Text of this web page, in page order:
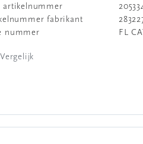
artikelnummer
fabrikant
nummer
FL
Vergelijk